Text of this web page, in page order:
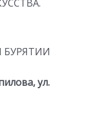
БУРЯТИИ
ул.